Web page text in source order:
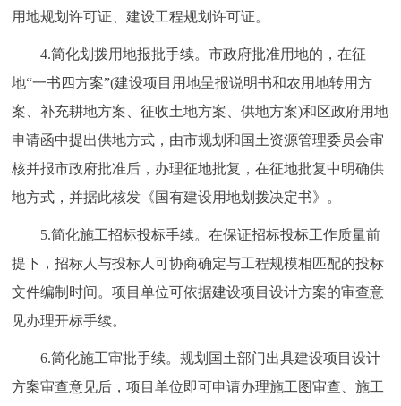
用地规划许可证、建设工程规划许可证。
4.简化划拨用地报批手续。市政府批准用地的，在征
地“一书四方案”(建设项目用地呈报说明书和农用地转用方
案、补充耕地方案、征收土地方案、供地方案)和区政府用地
申请函中提出供地方式，由市规划和国土资源管理委员会审
核并报市政府批准后，办理征地批复，在征地批复中明确供
地方式，并据此核发《国有建设用地划拨决定书》。
5.简化施工招标投标手续。在保证招标投标工作质量前
提下，招标人与投标人可协商确定与工程规模相匹配的投标
文件编制时间。项目单位可依据建设项目设计方案的审查意
见办理开标手续。
6.简化施工审批手续。规划国土部门出具建设项目设计
方案审查意见后，项目单位即可申请办理施工图审查、施工